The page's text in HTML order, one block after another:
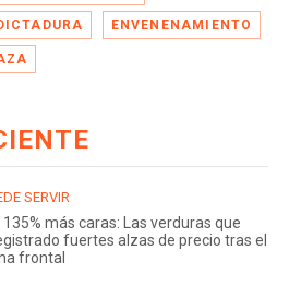
ENVENENAMIENTO
SERVIR
135% más caras: Las verduras que
fuertes alzas de precio tras el
frontal